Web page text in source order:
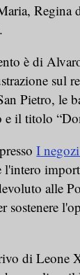
Regina
è di
sul
Pietro, le
e il titolo
I
l'intero
alle
sostenere
di Leone